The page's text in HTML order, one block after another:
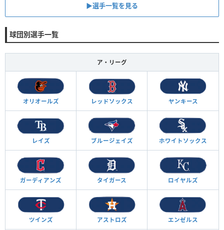
▶︎選手一覧を見る
球団別選手一覧
ア・リーグ
オリオールズ レッドソックス ヤンキース
レイズ ブルージェイズ ホワイトソックス
ガーディアンズ タイガース ロイヤルズ
ツインズ アストロズ エンゼルス